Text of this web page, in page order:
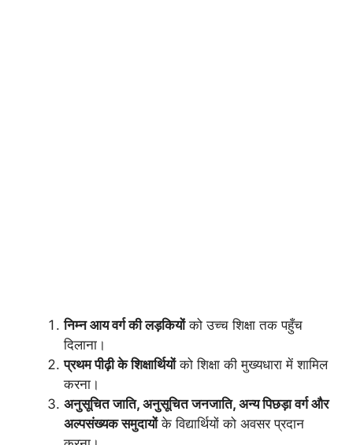
निम्न आय वर्ग की लड़कियोंको उच्च शिक्षा तक पहुँच
दिलाना।
प्रथम पीढ़ी के शिक्षार्थियोंको शिक्षा की मुख्यधारा में शामिल
करना।
अनुसूचित जाति, अनुसूचित जनजाति, अन्य पिछड़ा वर्ग और
अल्पसंख्यक समुदायोंके विद्यार्थियों को अवसर प्रदान